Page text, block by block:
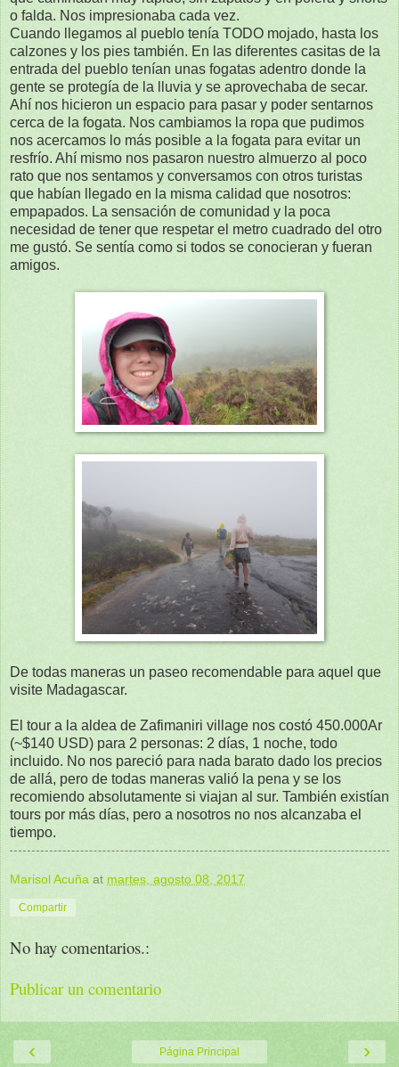
o falda. Nos impresionaba cada vez.
Cuando llegamos al pueblo tenía TODO mojado, hasta los
calzones y los pies también. En las diferentes casitas de la
entrada del pueblo tenían unas fogatas adentro donde la
gente se protegía de la lluvia y se aprovechaba de secar.
Ahí nos hicieron un espacio para pasar y poder sentarnos
cerca de la fogata. Nos cambiamos la ropa que pudimos
nos acercamos lo más posible a la fogata para evitar un
resfrío. Ahí mismo nos pasaron nuestro almuerzo al poco
rato que nos sentamos y conversamos con otros turistas
que habían llegado en la misma calidad que nosotros:
empapados. La sensación de comunidad y la poca
necesidad de tener que respetar el metro cuadrado del otro
me gustó. Se sentía como si todos se conocieran y fueran
amigos.
De todas maneras un paseo recomendable para aquel que
visite Madagascar.
El tour a la aldea de Zafimaniri village nos costó 450.000Ar
(~$140 USD) para 2 personas: 2 días, 1 noche, todo
incluido. No nos pareció para nada barato dado los precios
de allá, pero de todas maneras valió la pena y se los
recomiendo absolutamente si viajan al sur. También existían
tours por más días, pero a nosotros no nos alcanzaba el
tiempo.
Marisol Acuña at martes, agosto 08, 2017
Compartir
No hay comentarios.:
Publicar un comentario
‹ ›
Página Principal